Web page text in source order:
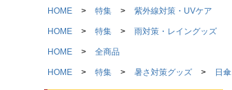
HOME 特集 紫外線対策・UVケア
HOME 特集 雨対策・レイングッズ
HOME 全商品
HOME 特集 暑さ対策グッズ 日傘